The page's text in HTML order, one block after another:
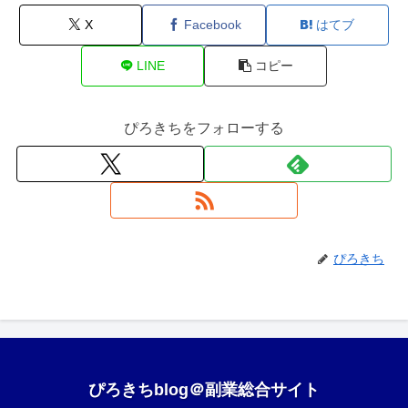
X Facebook はてブ
LINE コピー
ぴろきちをフォローする
ぴろきち
ぴろきちblog＠副業総合サイト